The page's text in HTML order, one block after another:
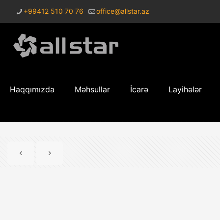
+99412 510 70 76 office@allstar.az
Haqqımızda Məhsullar İcarə Layihələr